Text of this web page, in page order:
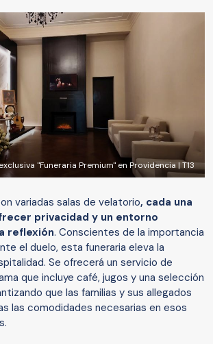
"Funeraria Premium" en Providencia | T13
variadas salas de velatorio, cada una
privacidad y un entorno
reflexión. Conscientes de la importancia
el duelo, esta funeraria eleva la
Se ofrecerá un servicio de
que incluye café, jugos y una selección
que las familias y sus allegados
las comodidades necesarias en esos